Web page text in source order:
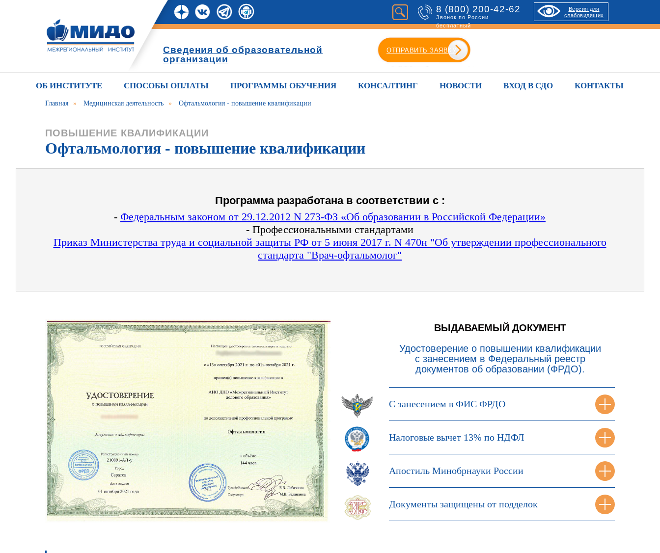
8 (800) 200-42-62
Звонок по России
бесплатный
ОТПРАВИТЬ ЗАЯВКУ
Версия для
слабовидящих
Сведения об образовательной
организации
ОБ ИНСТИТУТЕ СПОСОБЫ ОПЛАТЫ ПРОГРАММЫ ОБУЧЕНИЯ КОНСАЛТИНГ НОВОСТИ ВХОД В СДО КОНТАКТЫ
Главная » Медицинская деятельность » Офтальмология - повышение квалификации
ПОВЫШЕНИЕ КВАЛИФИКАЦИИ
Офтальмология - повышение квалификации
Программа разработана в соответствии с :
- Федеральным законом от 29.12.2012 N 273-ФЗ «Об образовании в Российской Федерации»
- Профессиональными стандартами
Приказ Министерства труда и социальной защиты РФ от 5 июня 2017 г. N 470н "Об утверждении профессионального
стандарта "Врач-офтальмолог"
ВЫДАВАЕМЫЙ ДОКУМЕНТ
Удостоверение о повышении квалификации
с занесением в Федеральный реестр
документов об образовании (ФРДО).
С занесением в ФИС ФРДО
Налоговые вычет 13% по НДФЛ
Апостиль Минобрнауки России
Документы защищены от подделок